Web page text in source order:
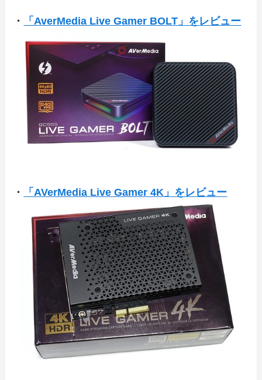
・ 「AverMedia Live Gamer BOLT」をレビュー
・ 「AVerMedia Live Gamer 4K」をレビュー